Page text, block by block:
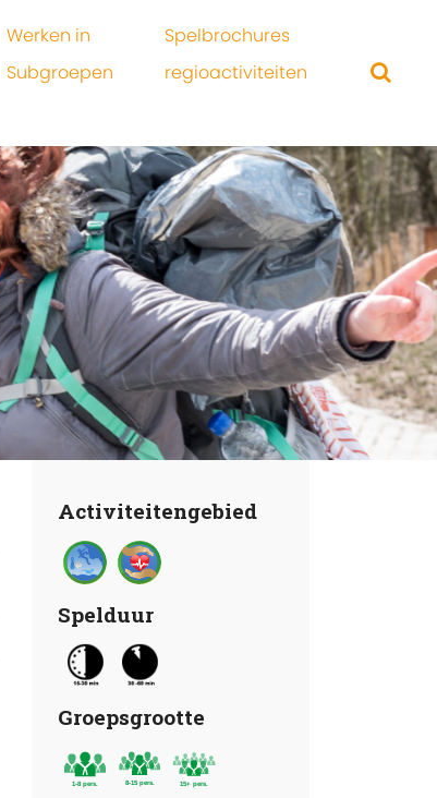
Werken in
Subgroepen
Spelbrochures
regioactiviteiten
Activiteitengebied
Spelduur
Groepsgrootte